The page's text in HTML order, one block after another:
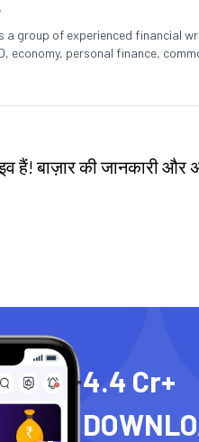
a group of experienced financial
economy, personal finance,
हैं! बाज़ार की जानकारी
4.4 Cr+